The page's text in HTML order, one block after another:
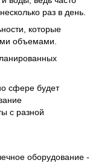
раз в день.
которые
объемами.
сфере будет
с разной